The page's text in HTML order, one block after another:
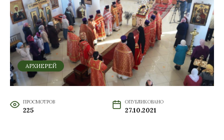
АРХИЕРЕЙ
ПРОСМОТРОВ
225
ОПУБЛИКОВАНО
27.10.2021